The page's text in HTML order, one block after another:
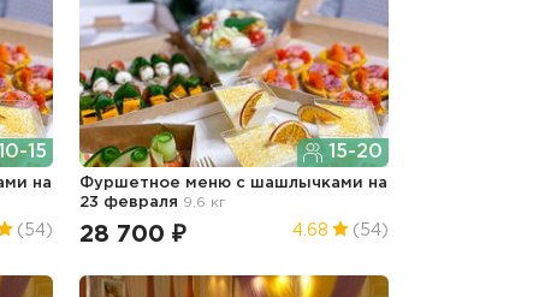
15
на
(54)
15-20
Фуршетное меню с шашлычками
на
23 февраля
9.6 кг
28 700 ₽ 4.68 (54)